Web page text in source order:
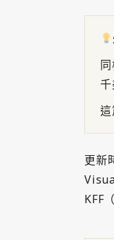
更新
KFF